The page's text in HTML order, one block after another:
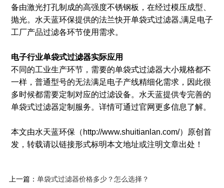
备由激光打孔制成的高强度不锈钢板，在经过模压成型、
抛光。水天蓝环保提供的法兰快开单袋式过滤器,满足电子
工厂产品过滤各环节使用需求。
电子行业单袋式过滤器实际应用
不同的工业生产环节，需要的单袋式过滤器大小规格都不
一样，普通型号的无法满足电子产线精细化需求，因此很
多时候都需要定制对应的过滤设备。水天蓝提供专完善的
单袋式过滤器定制服务。详情可通过官网更多信息了解。
本文由水天蓝环保（http://www.shuitianlan.com/）原创首
发，转载请以链接形式标明本文地址或注明文章出处！
上一篇： 单袋式过滤器价格多少？怎么选择？